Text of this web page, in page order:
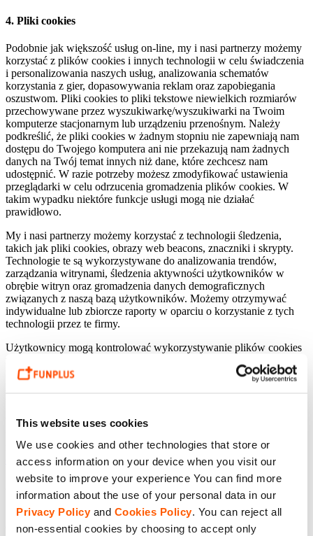
This website uses cookies
We use cookies and other technologies that store or
access information on your device when you visit our
website to improve your experience You can find more
information about the use of your personal data in our
Privacy Policyand Cookies Policy. You can reject all
non-essential cookies by choosing to accept only
4. Pliki cookies
Podobnie jak większość usług on-line, my i nasi partnerzy możemy
korzystać z plików cookies i innych technologii w celu świadczenia
i personalizowania naszych usług, analizowania schematów
korzystania z gier, dopasowywania reklam oraz zapobiegania
oszustwom. Pliki cookies to pliki tekstowe niewielkich rozmiarów
przechowywane przez wyszukiwarkę/wyszukiwarki na Twoim
komputerze stacjonarnym lub urządzeniu przenośnym. Należy
podkreślić, że pliki cookies w żadnym stopniu nie zapewniają nam
dostępu do Twojego komputera ani nie przekazują nam żadnych
danych na Twój temat innych niż dane, które zechcesz nam
udostępnić. W razie potrzeby możesz zmodyfikować ustawienia
przeglądarki w celu odrzucenia gromadzenia plików cookies. W
takim wypadku niektóre funkcje usługi mogą nie działać
prawidłowo.
My i nasi partnerzy możemy korzystać z technologii śledzenia,
takich jak pliki cookies, obrazy web beacons, znaczniki i skrypty.
Technologie te są wykorzystywane do analizowania trendów,
zarządzania witrynami, śledzenia aktywności użytkowników w
obrębie witryn oraz gromadzenia danych demograficznych
związanych z naszą bazą użytkowników. Możemy otrzymywać
indywidualne lub zbiorcze raporty w oparciu o korzystanie z tych
technologii przez te firmy.
Użytkownicy mogą kontrolować wykorzystywanie plików cookies
możliwe będzie używanie naszych witryn, ale korzystanie z
pewnych funkcji lub obszarów naszych witryn może być
Więcej informacji o tym, w jaki sposób korzystamy z wymienionych
rozwiązaniach, znajduje się w naszych zasadach dot.plików
cookies.
5. Podstawy prawne do przetwarzania danych
Istnieje kilka odmiennych podstaw prawnych do przetwarzania
danych osobowych. Zastosowanie którejś z nich zależne jest od